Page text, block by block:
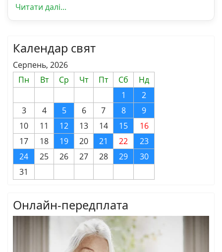
Читати далі...
Календар свят
Серпень, 2026
Пн
Вт Ср Чт Пт Сб
Нд
1
2
3
4 5 6 7 8
9
10
11 12 13 14 15
16
17
18 19 20 21 22
23
24
25 26 27 28 29
30
31
Онлайн-передплата